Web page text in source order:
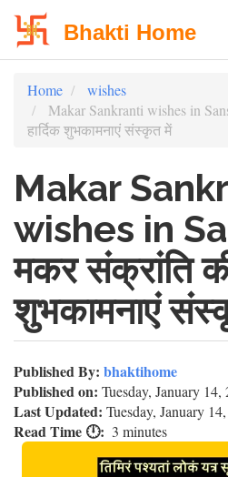
main
content
Bhakti Home
Home
wishes
Makar Sankranti wishes in
हार्दिक शुभकामनाएं संस्कृत में
Makar
wishes in
मकर संक्रांति
शुभकामनाएं
Published By: bhaktihome
Published on: Tuesday, January 14,
Last Updated: Tuesday, January
Read Time 🕛 3 minutes